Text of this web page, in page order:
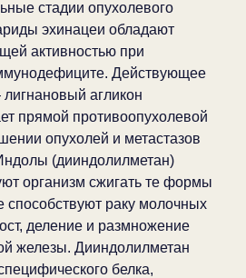
стадии опухолевого
эхинацеи обладают
активностью при
Действующее
агликон
прямой противоопухолевой
опухолей и метастазов
(дииндолилметан)
организм сжигать те формы
способствуют раку молочных
деление и размножение
железы. Дииндолилметан
белка,